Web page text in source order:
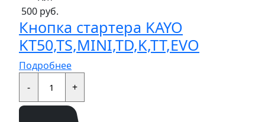
500 руб.
Кнопка стартера KAYO
KT50,TS,MINI,TD,K,TT,EVO
Подробнее
-
Кнопка
стартера
KT50,TS,MINI,TD,K,TT,EVO
quantity
+